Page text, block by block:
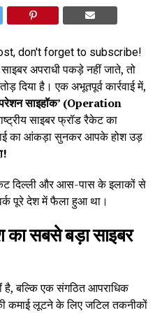
don't forget to subscribe!
अपराधी पकड़े नहीं जाते, तो
दिया है। एक अभूतपूर्व कार्रवाई में,
साइहॉक’ (Operation
साइबर फ्रॉड रैकेट का
का आंकड़ा सुनकर आपके होश उड़
दिल्ली और आस-पास के इलाकों से
पूरे देश में फैला हुआ था।
सबसे बड़ा साइबर
है, बल्कि एक संगठित आपराधिक
कमाई लूटने के लिए जटिल तकनीकों